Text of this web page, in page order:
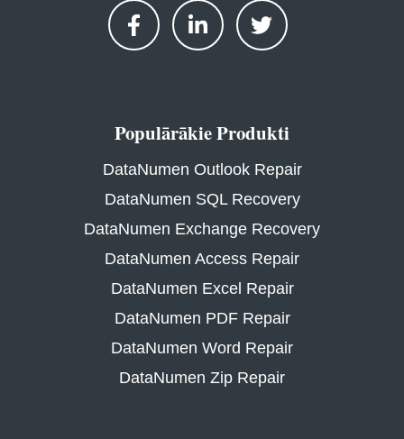
Populārākie Produkti
DataNumen Outlook Repair
DataNumen SQL Recovery
DataNumen Exchange Recovery
DataNumen Access Repair
DataNumen Excel Repair
DataNumen PDF Repair
DataNumen Word Repair
DataNumen Zip Repair